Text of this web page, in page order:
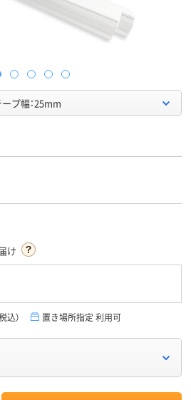
プ幅：25mm
け
込） 置き場所指定 利用可